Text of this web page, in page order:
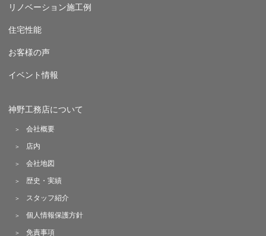
リノベーション施工例
住宅性能
お客様の声
イベント情報
神野工務店について
会社概要
店内
会社地図
歴史・実績
スタッフ紹介
個人情報保護方針
免責事項